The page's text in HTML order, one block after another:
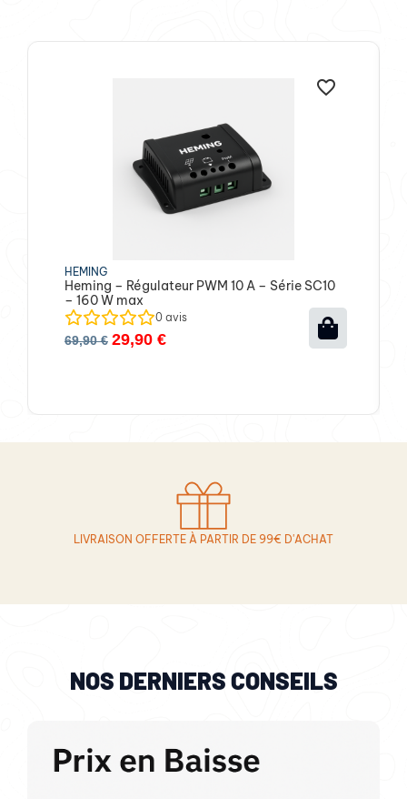
HEMING
Heming – Régulateur PWM 10 A – Série SC10
– 160 W max
0 avis
69,90€ 29,90 €
LIVRAISON OFFERTE À PARTIR DE 99€ D'ACHAT
NOS DERNIERS CONSEILS